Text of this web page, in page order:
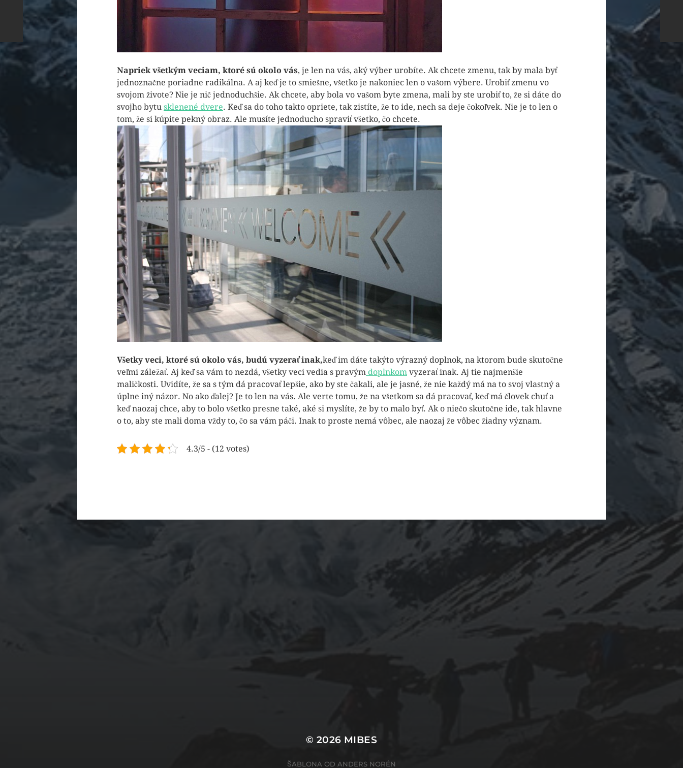
Napriek všetkým veciam, ktoré sú okolo vás, je len na vás, aký výber urobíte. Ak chcete zmenu, tak by mala byť
jednoznačne poriadne radikálna. A aj keď je to smiešne, všetko je nakoniec len o vašom výbere. Urobiť zmenu vo
svojom živote? Nie je nič jednoduchšie. Ak chcete, aby bola vo vašom byte zmena, mali by ste urobiť to, že si dáte do
svojho bytu sklenené dvere. Keď sa do toho takto opriete, tak zistíte, že to ide, nech sa deje čokoľvek. Nie je to len o
tom, že si kúpite pekný obraz. Ale musíte jednoducho spraviť všetko, čo chcete.
Všetky veci, ktoré sú okolo vás, budú vyzerať inak,keď im dáte takýto výrazný doplnok, na ktorom bude skutočne
veľmi záležať. Aj keď sa vám to nezdá, všetky veci vedia s pravým doplnkom vyzerať inak. Aj tie najmenšie
maličkosti. Uvidíte, že sa s tým dá pracovať lepšie, ako by ste čakali, ale je jasné, že nie každý má na to svoj vlastný a
úplne iný názor. No ako ďalej? Je to len na vás. Ale verte tomu, že na všetkom sa dá pracovať, keď má človek chuť a
keď naozaj chce, aby to bolo všetko presne také, aké si myslíte, že by to malo byť. Ak o niečo skutočne ide, tak hlavne
o to, aby ste mali doma vždy to, čo sa vám páči. Inak to proste nemá vôbec, ale naozaj že vôbec žiadny význam.
4.3/5 - (12 votes)
© 2026 MIBES
ŠABLONA OD ANDERS NORÉN